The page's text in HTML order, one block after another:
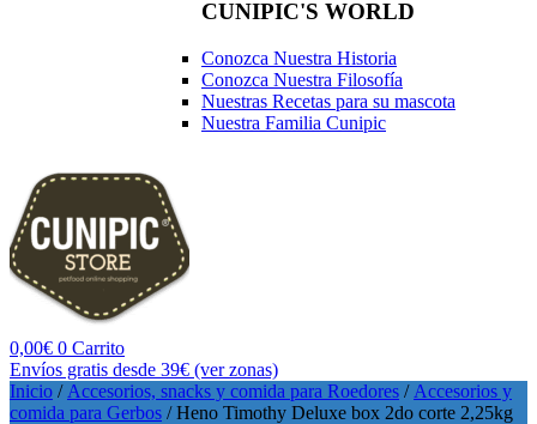
CUNIPIC'S WORLD
Conozca Nuestra Historia
Conozca Nuestra Filosofía
Nuestras Recetas para su mascota
Nuestra Familia Cunipic
0,00€ 0 Carrito
Envíos gratis desde 39€ (ver zonas)
Inicio / Accesorios, snacks y comida para Roedores / Accesorios y
comida para Gerbos / Heno Timothy Deluxe box 2do corte 2,25kg